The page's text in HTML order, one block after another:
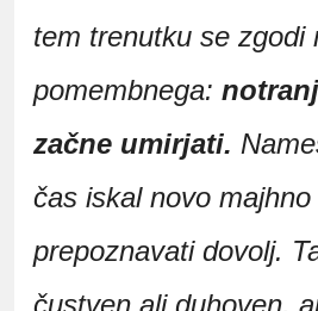
tem trenutku se zgodi
pomembnega:
začne umirjati.
čas iskal novo
prepoznavati dovolj.
čustven ali duhoven,